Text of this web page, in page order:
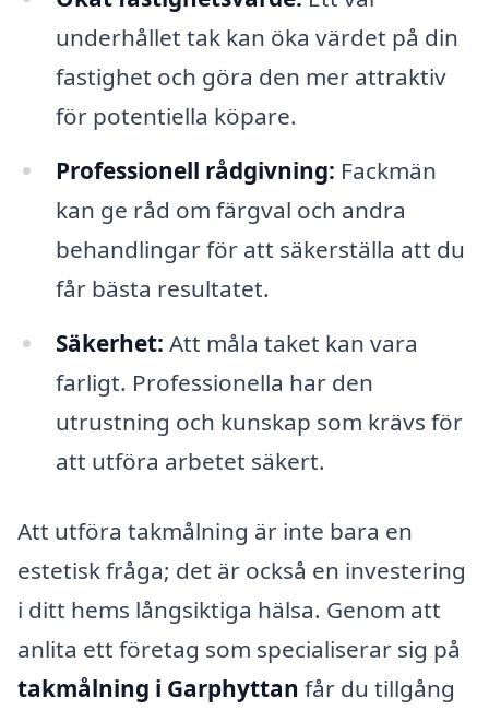
underhållet tak kan öka värdet på din
fastighet och göra den mer attraktiv
för potentiella köpare.
Professionell rådgivning: Fackmän
kan ge råd om färgval och andra
behandlingar för att säkerställa att du
får bästa resultatet.
Säkerhet: Att måla taket kan vara
farligt. Professionella har den
utrustning och kunskap som krävs för
att utföra arbetet säkert.
Att utföra takmålning är inte bara en
estetisk fråga; det är också en investering
i ditt hems långsiktiga hälsa. Genom att
anlita ett företag som specialiserar sig på
takmålning i Garphyttan får du tillgång